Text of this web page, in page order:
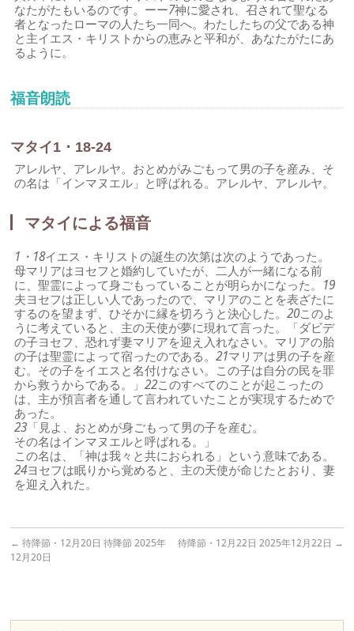
なたがたもいるのです。ーー7神に愛され、召されて聖なる
者となったローマの人たち一同へ。わたしたちの父である神
と主イエス・キリストからの恵みと平和が、あなたがたにあ
るように。
福音朗読
マタイ1・18-24
アレルヤ、アレルヤ。おとめがみごもって男の子を産み、そ
の名は「インマヌエル」と呼ばれる。アレルヤ、アレルヤ。
マタイによる福音
1・18イエス・キリストの誕生の次第は次のようであった。
母マリアはヨセフと婚約していたが、二人が一緒になる前
に、聖霊によって身ごもっていることが明らかになった。 19
夫ヨセフは正しい人であったので、マリアのことを表ざたに
するのを望まず、ひそかに縁を切ろうと決心した。20このよ
うに考えていると、主の天使が夢に現れて言った。「ダビデ
の子ヨセフ、恐れず妻マリアを迎え入れなさい。マリアの胎
の子は聖霊によって宿ったのである。21マリアは男の子を産
む。その子をイエスと名付けなさい。この子は自分の民を罪
から救うからである。」22このすべてのことが起こったの
は、主が預言者を通して言われていたことが実現するためで
あった。
23 「見よ、おとめが身ごもって男の子を産む。
その名はインマヌエルと呼ばれる。」
この名は、「神は我々と共におられる」という意味である。
24ヨセフは眠りから覚めると、主の天使が命じたとおり、妻
を迎え入れた。
← 待降節・12月20日 待降節 2025年
12月20日
待降節・12月22日 2025年12月22日 →